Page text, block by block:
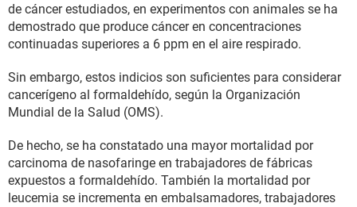
de cáncer estudiados, en experimentos con animales se ha
demostrado que produce cáncer en concentraciones
continuadas superiores a 6 ppm en el aire respirado.
Sin embargo, estos indicios son suficientes para considerar
cancerígeno al formaldehído, según la Organización
Mundial de la Salud (OMS).
De hecho, se ha constatado una mayor mortalidad por
carcinoma de nasofaringe en trabajadores de fábricas
expuestos a formaldehído. También la mortalidad por
leucemia se incrementa en embalsamadores, trabajadores